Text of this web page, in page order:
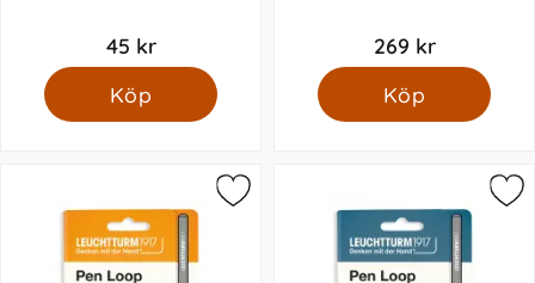
45 kr
Köp
269 kr
Köp